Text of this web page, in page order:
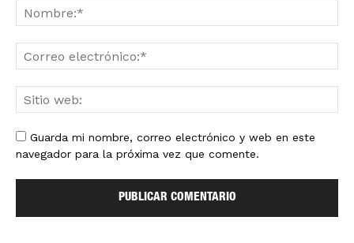
Guarda mi nombre, correo electrónico y web en este
navegador para la próxima vez que comente.